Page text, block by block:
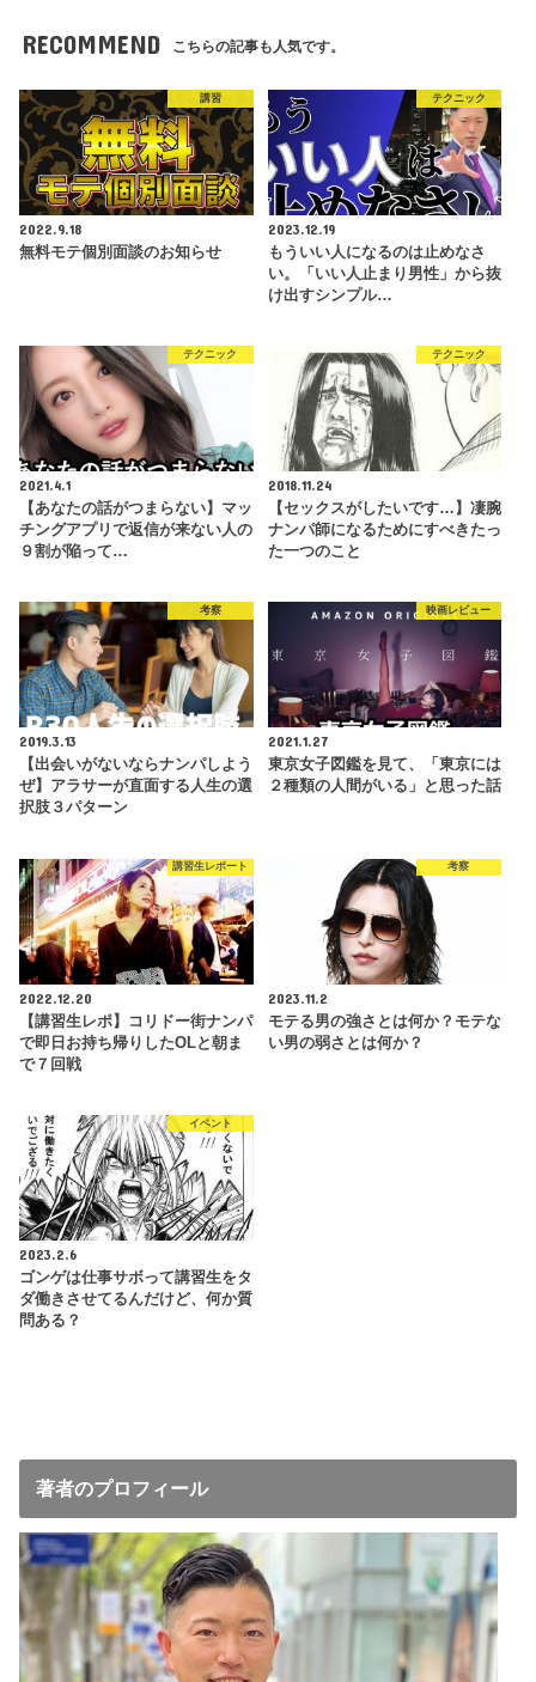
RECOMMEND こちらの記事も人気です。
講習
2022.9.18
無料モテ個別面談のお知らせ
テクニック
2023.12.19
もういい人になるのは止めなさ
い。「いい人止まり男性」から抜
け出すシンプル…
テクニック
2021.4.1
【あなたの話がつまらない】マッ
チングアプリで返信が来ない人の
９割が陥って…
テクニック
2018.11.24
【セックスがしたいです…】凄腕
ナンパ師になるためにすべきたっ
た一つのこと
考察
2019.3.13
【出会いがないならナンパしよう
ぜ】アラサーが直面する人生の選
択肢３パターン
映画レビュー
2021.1.27
東京女子図鑑を見て、「東京には
２種類の人間がいる」と思った話
講習生レポート
2022.12.20
【講習生レポ】コリドー街ナンパ
で即日お持ち帰りしたOLと朝ま
で７回戦
考察
2023.11.2
モテる男の強さとは何か？モテな
い男の弱さとは何か？
イベント
2023.2.6
ゴンゲは仕事サボって講習生をタ
ダ働きさせてるんだけど、何か質
問ある？
著者のプロフィール